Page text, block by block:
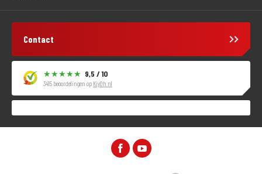
Contact
9,5 / 10
3415 beoordelingen op KiyOh.nl